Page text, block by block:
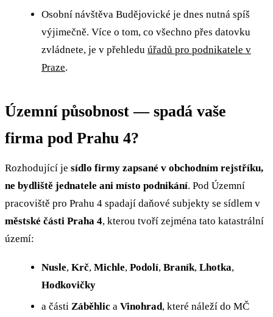
Osobní návštěva Budějovické je dnes nutná spíš
výjimečně. Více o tom, co všechno přes datovku
zvládnete, je v přehledu úřadů pro podnikatele v
Praze.
Územní působnost — spadá vaše
firma pod Prahu 4?
Rozhodující je sídlo firmy zapsané v obchodním rejstříku,
ne bydliště jednatele ani místo podnikání. Pod Územní
pracoviště pro Prahu 4 spadají daňové subjekty se sídlem v
městské části Praha 4, kterou tvoří zejména tato katastrální
území:
Nusle, Krč, Michle, Podolí, Braník, Lhotka,
Hodkovičky
a části Záběhlic a Vinohrad, které náleží do MČ